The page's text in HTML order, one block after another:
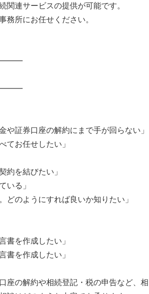
関連サービスの提供が可能です。
務所にお任せください。
や証券口座の解約にまで手が回らない」
てお任せしたい」
約を結びたい」
いる」
どのようにすれば良いか知りたい」
書を作成したい」
書を作成したい」
座の解約や相続登記・税の申告など、相